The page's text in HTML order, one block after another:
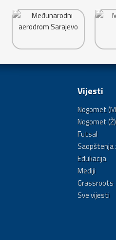
Vijesti
Nogomet
Nogomet (Ž)
Futsal
Edukacija
Mediji
Grassroots
Sve vijesti